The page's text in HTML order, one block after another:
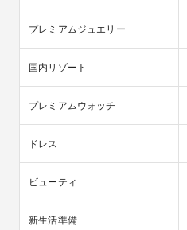
プレミアムジュエリー
国内リゾート
プレミアムウォッチ
ドレス
ビューティ
新生活準備